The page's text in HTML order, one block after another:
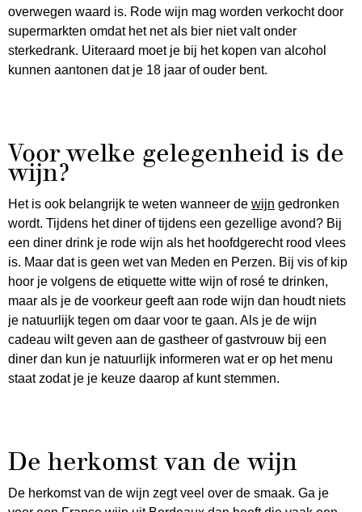
overwegen waard is. Rode wijn mag worden verkocht door
supermarkten omdat het net als bier niet valt onder
sterkedrank. Uiteraard moet je bij het kopen van alcohol
kunnen aantonen dat je 18 jaar of ouder bent.
Voor welke gelegenheid is de
wijn?
Het is ook belangrijk te weten wanneer de wijn gedronken
wordt. Tijdens het diner of tijdens een gezellige avond? Bij
een diner drink je rode wijn als het hoofdgerecht rood vlees
is. Maar dat is geen wet van Meden en Perzen. Bij vis of kip
hoor je volgens de etiquette witte wijn of rosé te drinken,
maar als je de voorkeur geeft aan rode wijn dan houdt niets
je natuurlijk tegen om daar voor te gaan. Als je de wijn
cadeau wilt geven aan de gastheer of gastvrouw bij een
diner dan kun je natuurlijk informeren wat er op het menu
staat zodat je je keuze daarop af kunt stemmen.
De herkomst van de wijn
De herkomst van de wijn zegt veel over de smaak. Ga je